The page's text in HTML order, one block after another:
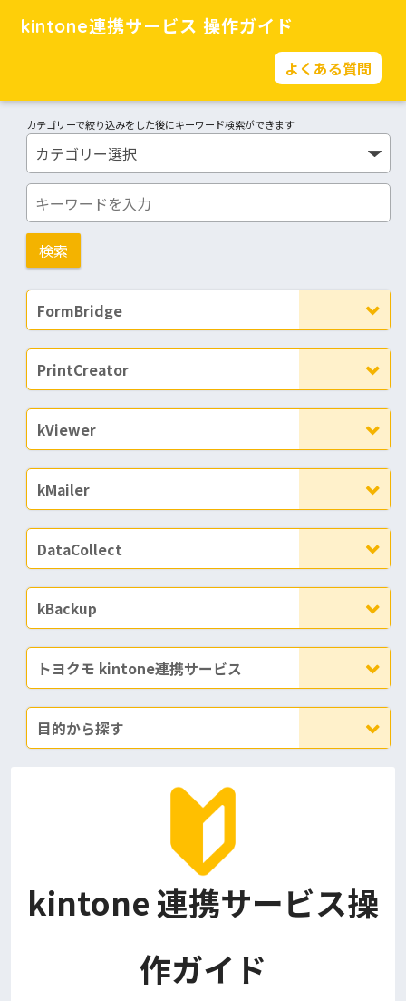
kintone連携サービス 操作ガイド
よくある質問
カテゴリーで絞り込みをした後にキーワード検索ができます
FormBridge
PrintCreator
kViewer
kMailer
DataCollect
kBackup
トヨクモ kintone連携サービス
目的から探す
kintone 連携サービス操
作ガイド